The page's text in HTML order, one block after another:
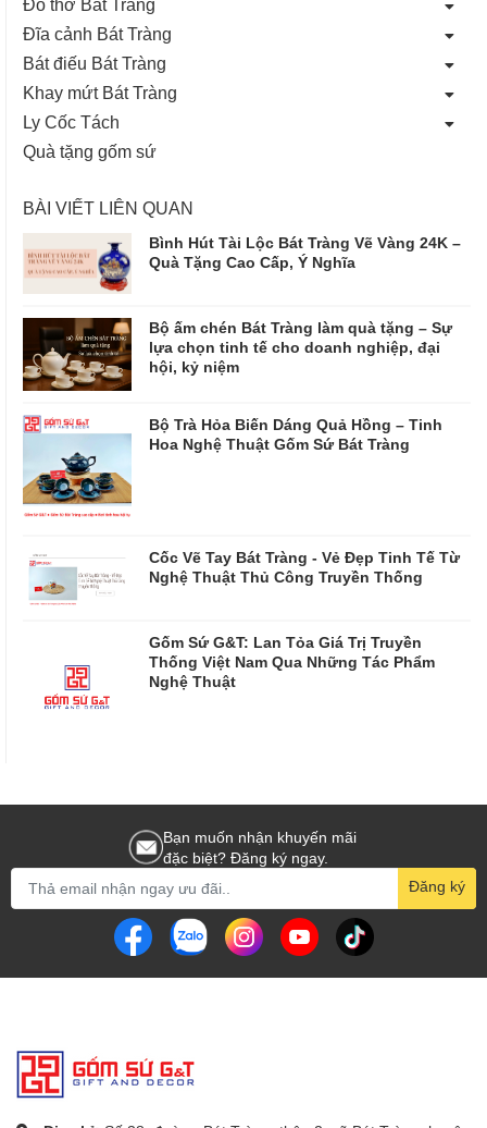
Đĩa cảnh Bát Tràng
Bát điếu Bát Tràng
Khay mứt Bát Tràng
Ly Cốc Tách
Quà tặng gốm sứ
BÀI VIẾT LIÊN QUAN
Bình Hút Tài Lộc Bát Tràng Vẽ Vàng 24K –
Quà Tặng Cao Cấp, Ý Nghĩa
Bộ ấm chén Bát Tràng làm quà tặng – Sự
lựa chọn tinh tế cho doanh nghiệp, đại
hội, kỷ niệm
Bộ Trà Hỏa Biến Dáng Quả Hồng – Tinh
Hoa Nghệ Thuật Gốm Sứ Bát Tràng
Cốc Vẽ Tay Bát Tràng - Vẻ Đẹp Tinh Tế Từ
Nghệ Thuật Thủ Công Truyền Thống
Gốm Sứ G&T: Lan Tỏa Giá Trị Truyền
Thống Việt Nam Qua Những Tác Phẩm
Nghệ Thuật
Bạn muốn nhận khuyến mãi
đặc biệt? Đăng ký ngay.
Đăng ký